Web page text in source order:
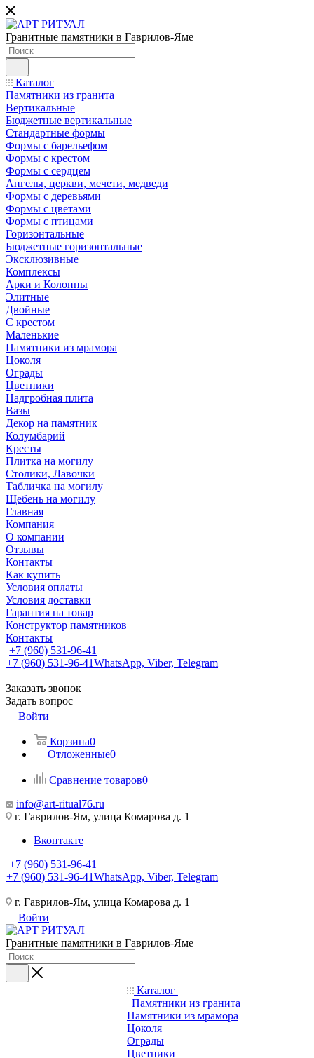
Гранитные памятники в Гаврилов-Яме
Каталог
Памятники из гранита
Вертикальные
Бюджетные вертикальные
Стандартные формы
Формы с барельефом
Формы с крестом
Формы с сердцем
Ангелы, церкви, мечети, медведи
Формы с деревьями
Формы с цветами
Формы с птицами
Горизонтальные
Бюджетные горизонтальные
Эксклюзивные
Комплексы
Арки и Колонны
Элитные
Двойные
С крестом
Маленькие
Памятники из мрамора
Цоколя
Ограды
Цветники
Надгробная плита
Вазы
Декор на памятник
Колумбарий
Кресты
Плитка на могилу
Столики, Лавочки
Табличка на могилу
Щебень на могилу
Главная
Компания
О компании
Отзывы
Контакты
Как купить
Условия оплаты
Условия доставки
Гарантия на товар
Конструктор памятников
Контакты
+7 (960) 531-96-41
+7 (960) 531-96-41WhatsApp, Viber, Telegram
Заказать звонок
Задать вопрос
Войти
Корзина0
Отложенные0
Сравнение товаров0
info@art-ritual76.ru
г. Гаврилов-Ям, улица Комарова д. 1
Вконтакте
+7 (960) 531-96-41
+7 (960) 531-96-41WhatsApp, Viber, Telegram
г. Гаврилов-Ям, улица Комарова д. 1
Войти
Гранитные памятники в Гаврилов-Яме
Каталог
Памятники из гранита
Памятники из мрамора
Цоколя
Ограды
Цветники